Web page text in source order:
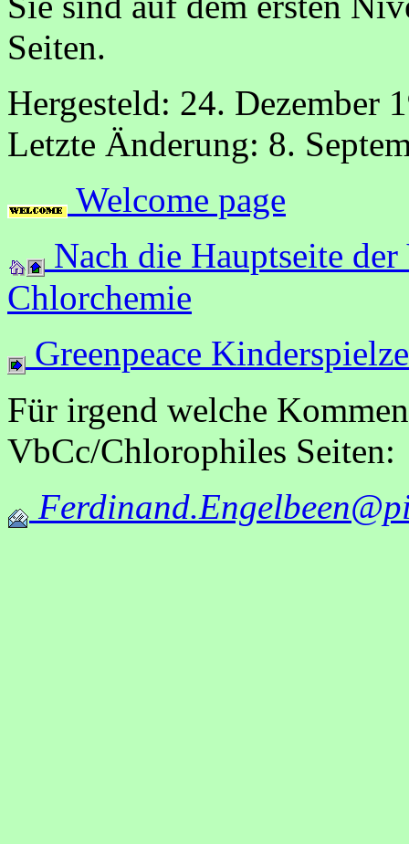
Seiten.
Hergesteld: 24. Dezember
Letzte Änderung: 8.
Welcome page
Nach die Hauptseite
Chlorchemie
Greenpeace
Für irgend welche
VbCc/Chlorophiles Seiten: